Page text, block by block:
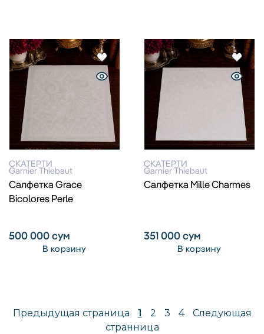
СКАТЕРТИ
Garnier Thiebaut
Салфетка Grace
Bicolores Perle
500 000сум
В корзину
СКАТЕРТИ
Garnier Thiebaut
Салфетка Mille Charmes
351 000сум
В корзину
Предыдущая страница 1 2 3 4
Следующая
странница